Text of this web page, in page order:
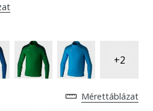
+2
Mérettáblázat